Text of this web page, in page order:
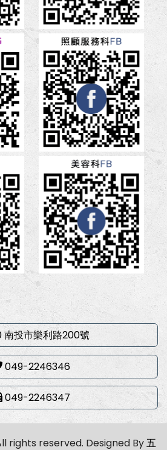
投市樂利路200號
049-2246346
049-2246347
rights reserved. Designed By五